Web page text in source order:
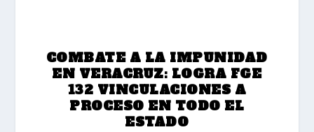
COMBATE A LA IMPUNIDAD
EN VERACRUZ: LOGRA FGE
132 VINCULACIONES A
PROCESO EN TODO EL
ESTADO